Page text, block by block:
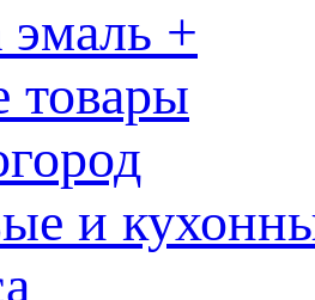
эмаль +
товары
и